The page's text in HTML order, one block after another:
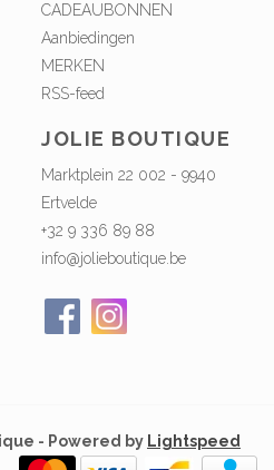
CADEAUBONNEN
Aanbiedingen
MERKEN
RSS-feed
JOLIE BOUTIQUE
Marktplein 22 002 - 9940
Ertvelde
+32 9 336 89 88
info@jolieboutique.be
- Powered by Lightspeed